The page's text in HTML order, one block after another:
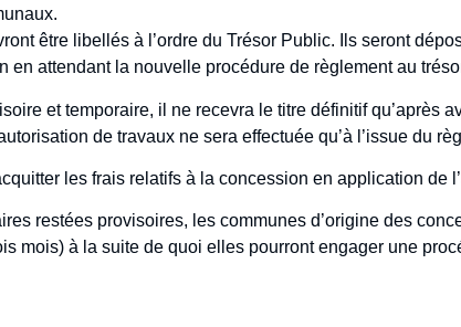
être libellés à l’ordre du Trésor Public. Ils seront
attendant la nouvelle procédure de règlement au
et temporaire, il ne recevra le titre définitif qu’après
de travaux ne sera effectuée qu’à l’issue du
les frais relatifs à la concession en application de
restées provisoires, les communes d’origine des
mois) à la suite de quoi elles pourront engager une